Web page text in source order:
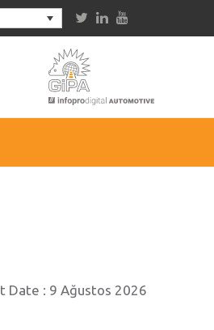
Date : 9 Ağustos 2026